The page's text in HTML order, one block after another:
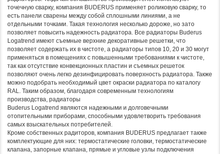
точечную сварку, компания BUDERUS применяет роликовую сварку, то
есть панели сварены между собой сплошными линиями, а не
отдельными точками. Такая технология несколько дороже, но зато
позволяет повысить надежность радиатора. Все радиаторы Buderus
Logatrend имеют съемные верхние декоративные решетки, что
позволяет содержать их в чистоте, а радиаторы типов 10, 20 и 30 могут
применяться в помещениях с повышенными требованиями к чистоте,
так как отсутствие конвекционных пластин и съемных решеток
позволяют очень легко дезинфицировать поверхность радиатора. Также
можно подобрать необходимый цвет окраски радиатора по каталогу
RAL. Таким образом, благодаря современным технологиям
производства, радиаторы
Buderus Logatrend являются надежными и долговечными
отопительными приборами, способными удовлетворить требования
самых взыскательных потребителей.
Кроме собственных радиторов, компания BUDERUS предлагает также
комплектующие для них: термостатические головки, термостатические
клапана, запорные клапана, прямые и угловые узлы подключения